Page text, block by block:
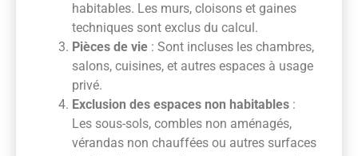
habitables. Les murs, cloisons et gaines
techniques sont exclus du calcul.
Pièces de vie : Sont incluses les chambres,
salons, cuisines, et autres espaces à usage
privé.
Exclusion des espaces non habitables :
Les sous-sols, combles non aménagés,
vérandas non chauffées ou autres surfaces